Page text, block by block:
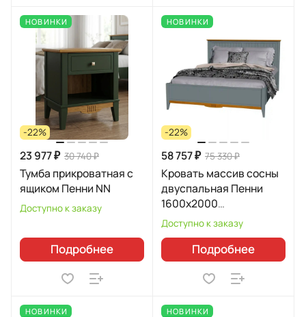
НОВИНКИ
-22%
23 977 ₽ 30 740 ₽
Тумба прикроватная с
ящиком Пенни NN
Доступно к заказу
Подробнее
НОВИНКИ
-22%
58 757 ₽ 75 330 ₽
Кровать массив сосны
двуспальная Пенни
1600х2000
УТ000006161
Доступно к заказу
Подробнее
НОВИНКИ НОВИНКИ